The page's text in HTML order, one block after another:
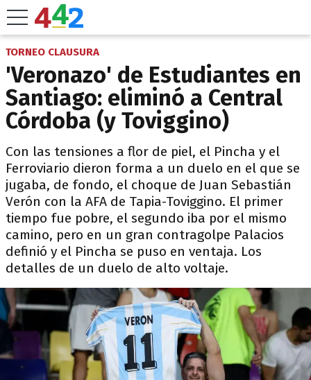
TORNEO CLAUSURA
'Veronazo' de Estudiantes en
Santiago: eliminó a Central
Córdoba (y Toviggino)
Con las tensiones a flor de piel, el Pincha y el
Ferroviario dieron forma a un duelo en el que se
jugaba, de fondo, el choque de Juan Sebastián
Verón con la AFA de Tapia-Toviggino. El primer
tiempo fue pobre, el segundo iba por el mismo
camino, pero en un gran contragolpe Palacios
definió y el Pincha se puso en ventaja. Los
detalles de un duelo de alto voltaje.